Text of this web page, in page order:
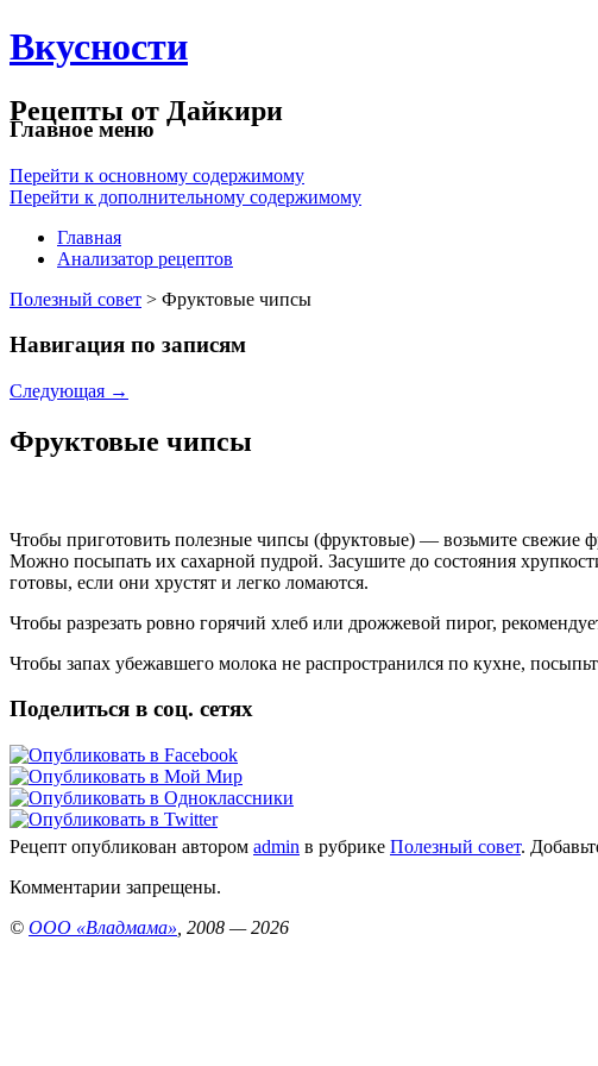
Вкусности
Рецепты от Дайкири
Главное меню
Перейти к основному содержимому
Перейти к дополнительному содержимому
Главная
Анализатор рецептов
Полезный совет > Фруктовые чипсы
Навигация по записям
Следующая →
Фруктовые чипсы
Чтобы приготовить полезные чипсы (фруктовые) — возьмите свежие
Можно посыпать их сахарной пудрой. Засушите до состояния
готовы, если они хрустят и легко ломаются.
Чтобы разрезать ровно горячий хлеб или дрожжевой пирог,
Чтобы запах убежавшего молока не распространился по кухне,
Поделиться в соц. сетях
Рецепт опубликован автором admin в рубрике Полезный совет.
Комментарии запрещены.
© ООО «Владмама» , 2008 — 2026